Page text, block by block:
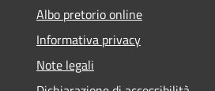
Albo pretorio online
Informativa privacy
Note legali